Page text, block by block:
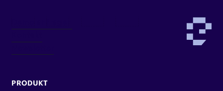
PRODUKT